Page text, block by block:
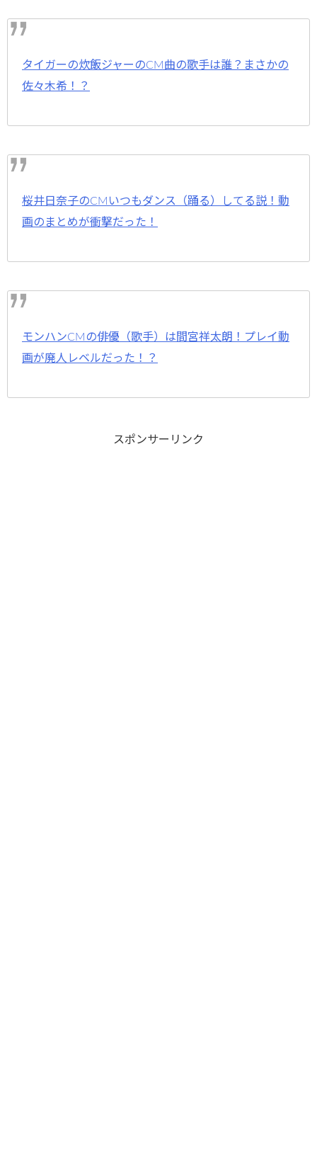
タイガーの炊飯ジャーのCM曲の歌手は誰？まさかの
佐々木希！？
桜井日奈子のCMいつもダンス（踊る）してる説！動
画のまとめが衝撃だった！
モンハンCMの俳優（歌手）は間宮祥太朗！プレイ動
画が廃人レベルだった！？
スポンサーリンク